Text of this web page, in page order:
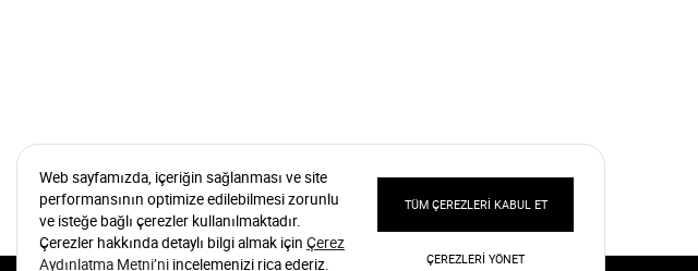
Web sayfamızda, içeriğin sağlanması ve site
performansının optimize edilebilmesi zorunlu
ve isteğe bağlı çerezler kullanılmaktadır.
Çerezler hakkında detaylı bilgi almak için Çerez
Aydınlatma Metni’ni incelemenizi rica ederiz.
TÜM ÇEREZLERI KABUL ET
ÇEREZLERI YÖNET